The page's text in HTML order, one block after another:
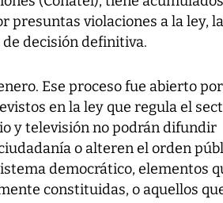
presuntas violaciones a la ley, la
decisión definitiva.
Ese proceso fue abierto por
en la ley que regula el
y televisión no podrán difundir
o alteren el orden
democrático, elementos
constituidas, o aquellos